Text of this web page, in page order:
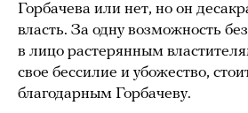
Горбачева или нет, но он
власть. За одну возможность
в лицо растерянным
свое бессилие и убожество,
благодарным Горбачеву.